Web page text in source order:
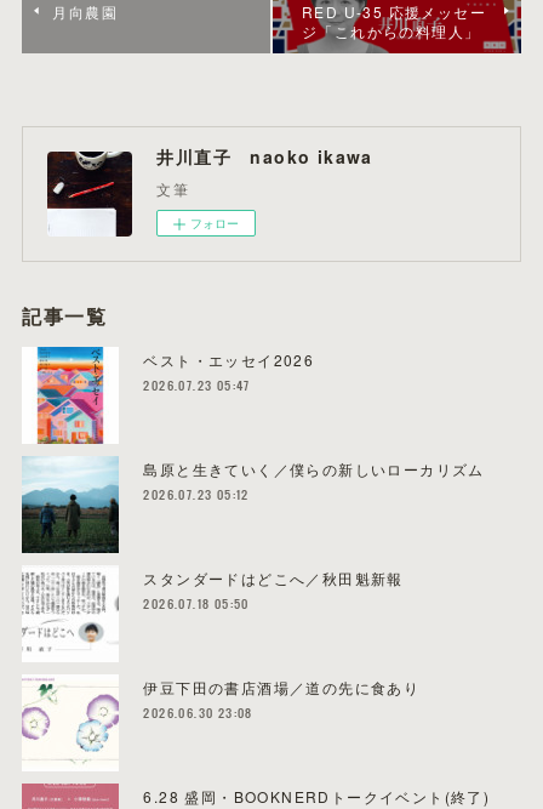
月向農園
RED U-35 応援メッセー
ジ「これからの料理人」
井川直子 naoko ikawa
文筆
フォロー
記事一覧
ベスト・エッセイ2026
2026.07.23 05:47
島原と生きていく／僕らの新しいローカリズム
2026.07.23 05:12
スタンダードはどこへ／秋田魁新報
2026.07.18 05:50
伊豆下田の書店酒場／道の先に食あり
2026.06.30 23:08
6.28 盛岡・BOOKNERDトークイベント(終了)